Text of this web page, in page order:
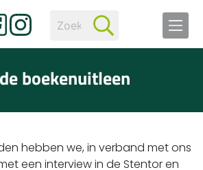
boekenuitleen
hebben we, in verband met ons
een interview in de Stentor en